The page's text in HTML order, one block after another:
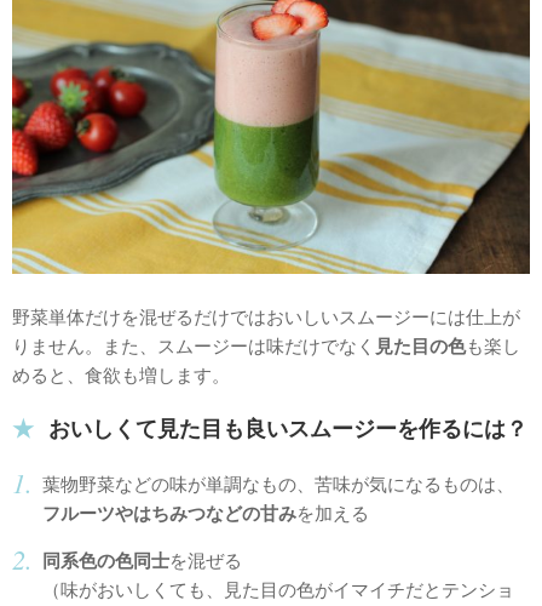
野菜単体だけを混ぜるだけではおいしいスムージーには仕上が
りません。また、スムージーは味だけでなく 見た目の色も楽し
めると、食欲も増します。
おいしくて見た目も良いスムージーを作るには？
葉物野菜などの味が単調なもの、苦味が気になるものは、
フルーツやはちみつなどの甘みを加える
同系色の色同士を混ぜる
（味がおいしくても、見た目の色がイマイチだとテンショ